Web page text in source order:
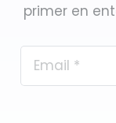
primer en